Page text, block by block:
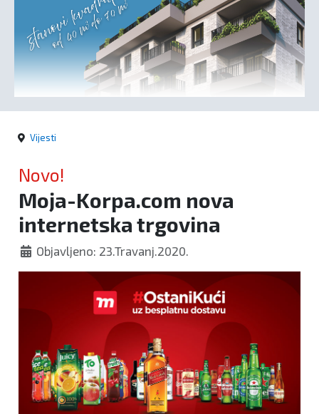
Crna
kronika
Politika
Vijesti
Novo!
Moja-Korpa.com nova
internetska trgovina
Objavljeno: 23.Travanj.2020.